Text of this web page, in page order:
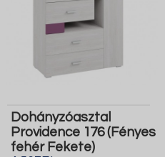
Dohányzóasztal
Providence 176 (Fényes
fehér Fekete)